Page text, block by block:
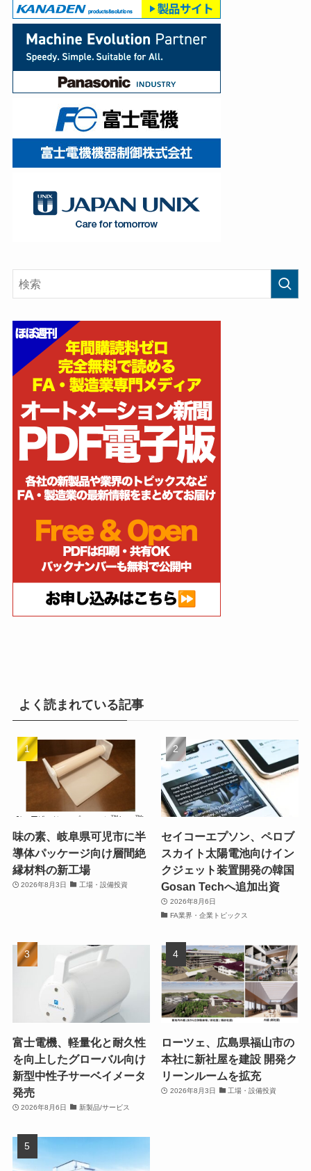
よく読まれている記事
味の素、岐阜県可児市に半
導体パッケージ向け層間絶
縁材料の新工場
2026年8月3日 工場・設備投資
セイコーエプソン、ペロブ
スカイト太陽電池向けイン
クジェット装置開発の韓国
Gosan Techへ追加出資
2026年8月6日
FA業界・企業トピックス
富士電機、軽量化と耐久性
を向上したグローバル向け
新型中性子サーベイメータ
発売
2026年8月6日 新製品/サービス
ローツェ、広島県福山市の
本社に新社屋を建設 開発ク
リーンルームを拡充
2026年8月3日 工場・設備投資